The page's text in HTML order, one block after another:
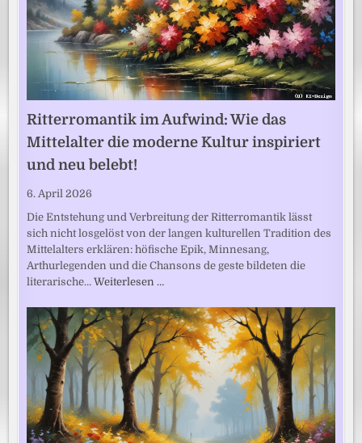
Ritterromantik im Aufwind: Wie das
Mittelalter die moderne Kultur inspiriert
und neu belebt!
6. April 2026
Die Entstehung und Verbreitung der Ritterromantik lässt
sich nicht losgelöst von der langen kulturellen Tradition des
Mittelalters erklären: höfische Epik, Minnesang,
Arthurlegenden und die Chansons de geste bildeten die
literarische…Weiterlesen …